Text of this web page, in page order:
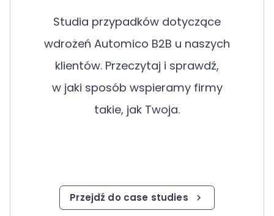
Studia przypadków dotyczące
wdrożeń Automico B2B u naszych
klientów. Przeczytaj i sprawdź,
w jaki sposób wspieramy firmy
takie, jak Twoja.
Przejdź do case studies